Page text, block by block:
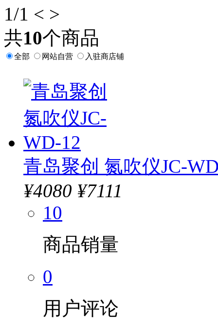
1/1 < >
共10个商品
全部 网站自营 入驻商店铺
青岛聚创 氮吹仪JC-
¥4080 ¥7111
10
商品销量
0
用户评论